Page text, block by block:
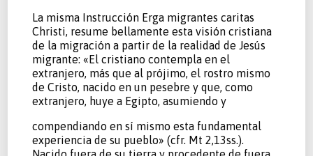
La misma Instrucción Erga migrantes caritas
Christi, resume bellamente esta visión cristiana
de la migración a partir de la realidad de Jesús
migrante: «El cristiano contempla en el
extranjero, más que al prójimo, el rostro mismo
de Cristo, nacido en un pesebre y que, como
extranjero, huye a Egipto, asumiendo y
compendiando en sí mismo esta fundamental
experiencia de su pueblo» (cfr. Mt 2,13ss.).